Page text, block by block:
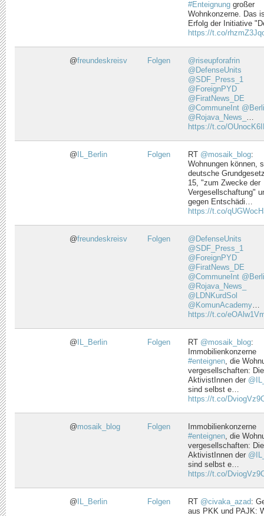
#Enteignung großer
Wohnkonzerne. Das
Erfolg der Initiative
https://t.co/
@freundeskreisv Folgen
@riseupforafrin
@DefenseUnits
@SDF_Press_1
@ForeignPYD
@FiratNews_DE
@CommuneInt
@Rojava_News_ …
https://t.co/
@ IL_Berlin Folgen RT @mosaik_blog:
Wohnungen können,
deutsche
15, "zum Zwecke der
Vergesellschaftung"
gegen Entschädi…
https://t.co/
@freundeskreisv Folgen
@DefenseUnits
@SDF_Press_1
@ForeignPYD
@FiratNews_DE
@CommuneInt
@Rojava_News_
@LDNKurdSol
@KomunAcademy…
https://t.co/
@ IL_Berlin Folgen RT @mosaik_blog:
Immobilienkonzerne
#enteignen, die
vergesellschaften:
AktivistInnen der
sind selbst e…
https://t.co/
@mosaik_blog Folgen
Immobilienkonzerne
#enteignen, die
vergesellschaften:
AktivistInnen der
sind selbst e…
https://t.co/
@ IL_Berlin Folgen RT @civaka_azad:
aus PKK und PAJK: